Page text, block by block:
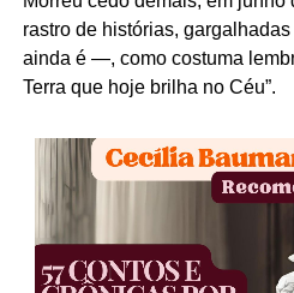
rastro de histórias,
ainda é —, como costuma
Terra que hoje brilha no Céu”.